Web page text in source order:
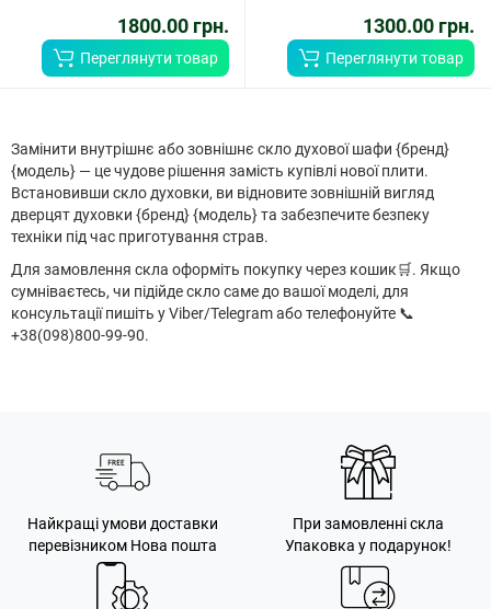
1800.00 грн.
Переглянути товар
1300.00 грн.
Переглянути товар
Замінити внутрішнє або зовнішнє скло духової шафи {бренд}
{модель} — це чудове рішення замість купівлі нової плити.
Встановивши скло духовки, ви відновите зовнішній вигляд
дверцят духовки {бренд} {модель} та забезпечите безпеку
техніки під час приготування страв.
Для замовлення скла оформіть покупку через кошик🛒. Якщо
сумніваєтесь, чи підійде скло саме до вашої моделі, для
консультації пишіть у Viber/Telegram або телефонуйте 📞
+38(098)800-99-90.
Найкращі умови доставки
перевізником Нова пошта
При замовленні скла
Упаковка у подарунок!